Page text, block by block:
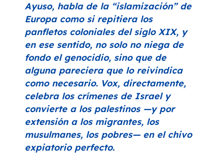
Ayuso, habla de la “islamización”de
Europa como si repitiera los
panfletos coloniales del siglo XIX, y
en ese sentido, no solo no niega de
fondo el genocidio, sino que de
alguna pareciera que lo reivindica
como necesario. Vox, directamente,
celebra los crímenes de Israel y
convierte a los palestinos —y por
extensión a los migrantes, los
musulmanes, los pobres— en el chivo
expiatorio perfecto.